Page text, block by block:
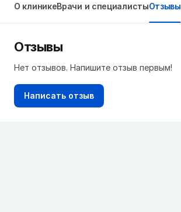
О клиникеВрачи и специалистыОтзывы
Отзывы
Нет отзывов. Напишите отзыв первым!
Написать отзыв